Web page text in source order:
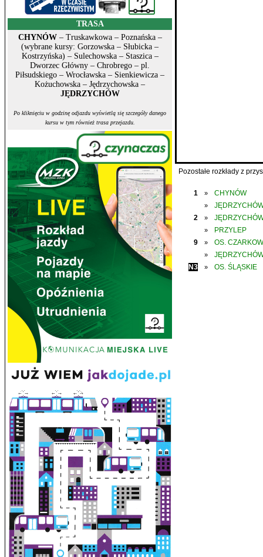
TRASA
CHYNÓW– Truskawkowa – Poznańska –
(wybrane kursy: Gorzowska – Słubicka –
Kostrzyńska) – Sulechowska – Staszica –
Dworzec Główny – Chrobrego – pl.
Piłsudskiego – Wrocławska – Sienkiewicza –
Kożuchowska – Jędrzychowska –
JĘDRZYCHÓW
Po kliknięciu w godzinę odjazdu wyświetlą się szczegóły danego
kursu w tym również trasa przejazdu.
Pozostałe rozkłady z
1 » CHYNÓW
»
2
»
»
PRZYLEP
9
» OS.
»
N3
» OS. ŚLĄSKIE